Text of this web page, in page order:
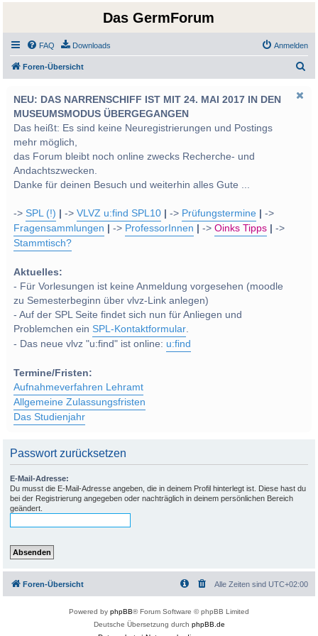
Das GermForum
FAQ Downloads Anmelden
Foren-Übersicht
NEU: DAS NARRENSCHIFF IST MIT 24. MAI 2017 IN DEN
MUSEUMSMODUS ÜBERGEGANGEN
Das heißt: Es sind keine Neuregistrierungen und Postings
mehr möglich,
das Forum bleibt noch online zwecks Recherche- und
Andachtszwecken.
Danke für deinen Besuch und weiterhin alles Gute ...
->SPL (!) ->VLVZ u:find SPL10 -> Prüfungstermine
->
Fragensammlungen
-> ProfessorInnen ->Oinks Tipps
->
Stammtisch?
Aktuelles:
- Für Vorlesungen ist keine Anmeldung vorgesehen (moodle
zu Semesterbeginn über vlvz-Link anlegen)
- Auf der SPL Seite findet sich nun für Anliegen und
Problemchen einSPL-Kontaktformular.
- Das neue vlvz "u:find" ist online: u:find
Termine/Fristen:
Aufnahmeverfahren Lehramt
Allgemeine Zulassungsfristen
Das Studienjahr
Passwort zurücksetzen
E-Mail-Adresse:
Du musst die E-Mail-Adresse angeben, die in deinem Profil hinterlegt ist. Diese hast du
bei der Registrierung angegeben oder nachträglich in deinem persönlichen Bereich
geändert.
Foren-Übersicht Alle Zeiten sind UTC+02:00
Powered by phpBB® Forum Software © phpBB Limited
Deutsche Übersetzung durch phpBB.de